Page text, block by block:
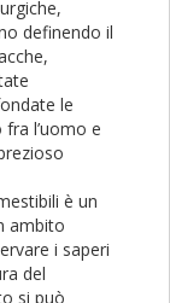
definendo il
le
l’uomo e
è un
ambito
i saperi
del
si può